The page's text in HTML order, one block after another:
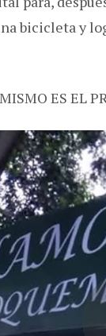
bicicleta y
ES EL